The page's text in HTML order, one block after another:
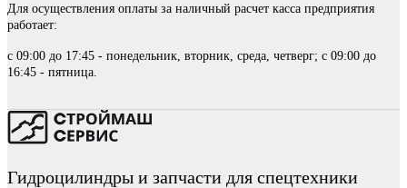
Для осуществления оплаты за наличный расчет касса предприятия
работает:
с 09:00 до 17:45 - понедельник, вторник, среда, четверг; с 09:00 до
16:45 - пятница.
Гидроцилиндры и запчасти для спецтехники